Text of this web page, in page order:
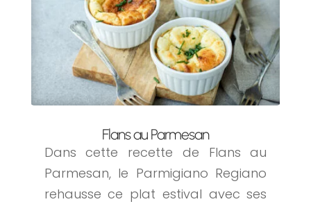
Flans au Parmesan
Dans cette recette de Flans au
Parmesan, le Parmigiano Regiano
rehausse ce plat estival avec ses